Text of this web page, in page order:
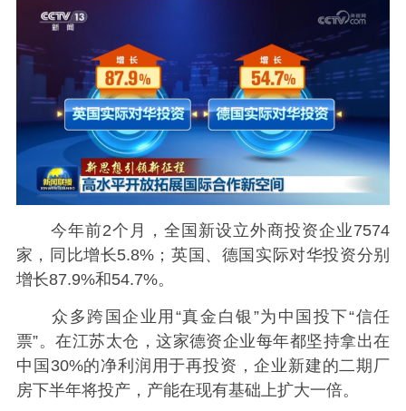
今年前2个月，全国新设立外商投资企业7574
家，同比增长5.8%；英国、德国实际对华投资分别
增长87.9%和54.7%。
众多跨国企业用“真金白银”为中国投下“信任
票”。在江苏太仓，这家德资企业每年都坚持拿出在
中国30%的净利润用于再投资，企业新建的二期厂
房下半年将投产，产能在现有基础上扩大一倍。